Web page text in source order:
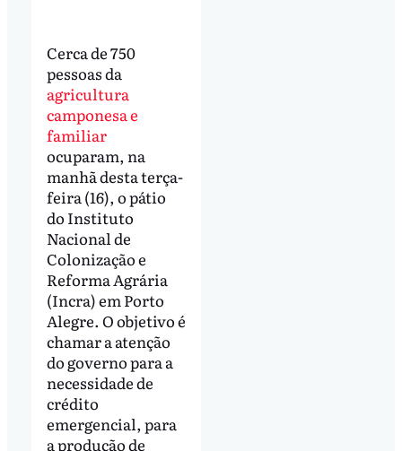
Cerca de 750
pessoas da
agricultura
camponesa e
familiar
ocuparam, na
manhã desta terça-
feira (16), o pátio
do Instituto
Nacional de
Colonização e
Reforma Agrária
(Incra) em Porto
Alegre. O objetivo é
chamar a atenção
do governo para a
necessidade de
crédito
emergencial, para
a produção de